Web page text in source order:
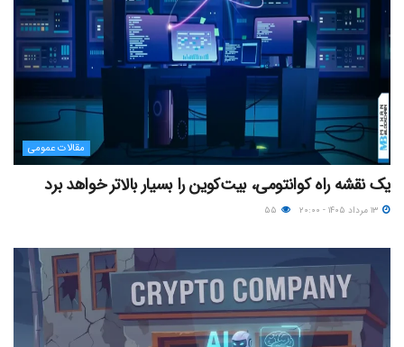
مقالات عمومی
یک نقشه راه کوانتومی، بیت‌کوین را بسیار بالاتر خواهد برد